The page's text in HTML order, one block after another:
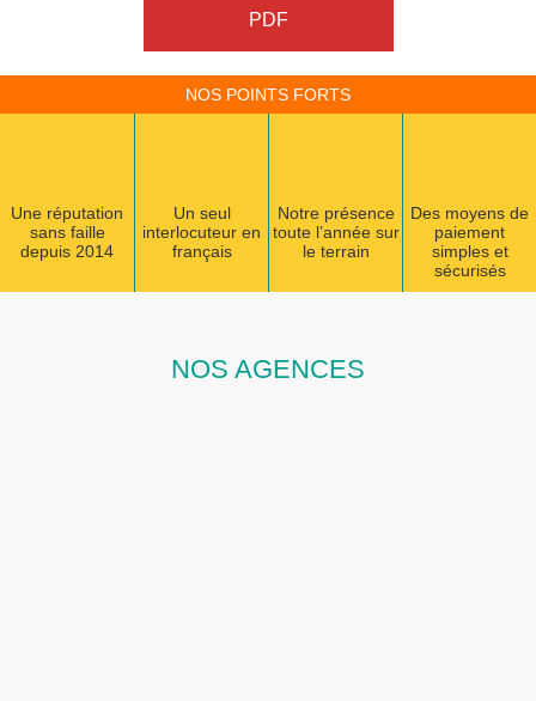
PDF
NOS POINTS FORTS
Une réputation
sans faille
depuis 2014
Un seul
interlocuteur en
français
Notre présence
toute l’année sur
le terrain
Des moyens de
paiement
simples et
sécurisés
NOS AGENCES